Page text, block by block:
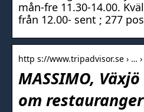
mån-fre 11.30-14.00.
från 12.00- sent ; 277
http s://www.tripadvisor.se › …
MASSIMO,
om